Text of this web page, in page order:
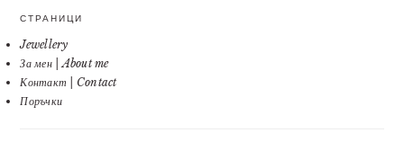
СТРАНИЦИ
Jewellery
За мен | About me
Контакт | Contact
Поръчки